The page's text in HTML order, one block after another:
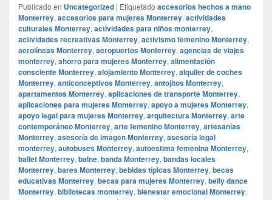
Publicado en Uncategorized | Etiquetado accesorios hechos a mano
Monterrey, accesorios para mujeres Monterrey, actividades
culturales Monterrey, actividades para niños monterrey,
actividades recreativas Monterrey, activismo femenino Monterrey,
aerolíneas Monterrey, aeropuertos Monterrey, agencias de viajes
monterrey, ahorro para mujeres Monterrey, alimentación
consciente Monterrey, alojamiento Monterrey, alquiler de coches
Monterrey, anticonceptivos Monterrey, antojitos Monterrey,
apartamentos Monterrey, aplicaciones de transporte Monterrey,
aplicaciones para mujeres Monterrey, apoyo a mujeres Monterrey,
apoyo legal para mujeres Monterrey, arquitectura Monterrey, arte
contemporáneo Monterrey, arte femenino Monterrey, artesanías
Monterrey, asesoría de imagen Monterrey, asesoría legal
monterrey, autobuses Monterrey, autoestima femenina Monterrey,
ballet Monterrey, balne, banda Monterrey, bandas locales
Monterrey, bares Monterrey, bebidas típicas Monterrey, becas
educativas Monterrey, becas para mujeres Monterrey, belly dance
Monterrey, bibliotecas monterrey, bienestar emocional Monterrey,